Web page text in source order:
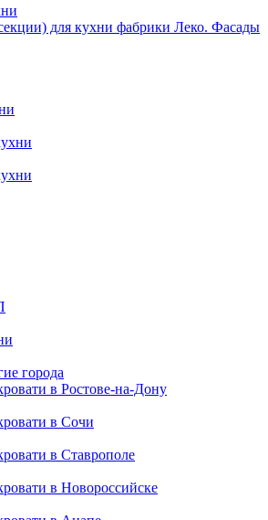
для кухни фабрики Леко. Фасады
города
в Ростове-на-Дону
в Сочи
в Ставрополе
в Новороссийске